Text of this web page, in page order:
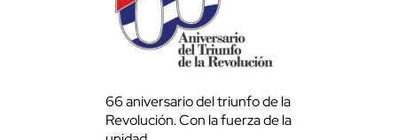
66 aniversario del triunfo de la
Revolución. Con la fuerza de la